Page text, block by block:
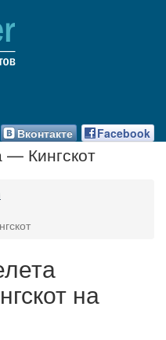
Facebook
Вконтакте
Кингскот
на